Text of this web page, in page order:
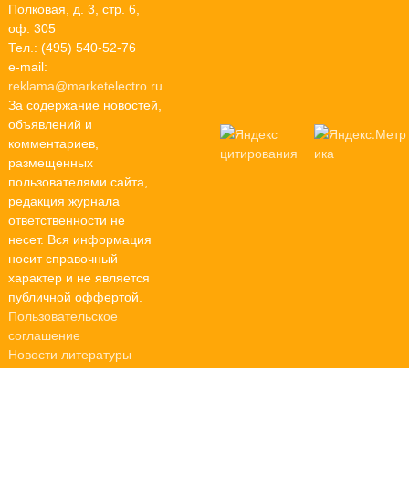
Полковая, д. 3, стр. 6,
оф. 305
Тел.: (495) 540-52-76
e-mail:
reklama@marketelectro.ru
За содержание новостей,
объявлений и
комментариев,
размещенных
пользователями сайта,
редакция журнала
ответственности не
несет. Вся информация
носит справочный
характер и не является
публичной оффертой.
Пользовательское
соглашение
Новости литературы